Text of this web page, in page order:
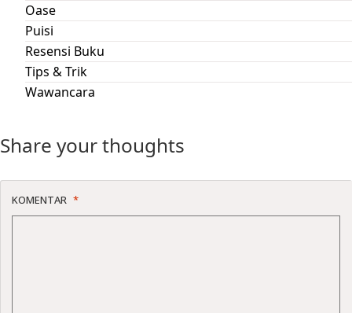
Oase
Puisi
Resensi Buku
Tips & Trik
Wawancara
Share your thoughts
KOMENTAR *